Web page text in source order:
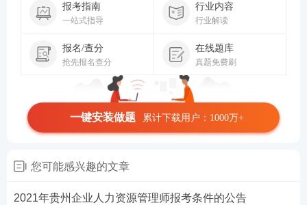
报考指南
一站式指导
行业内容
行业解读
报名/查分
抢先报名查分
在线题库
真题免费刷
一键安装做题 累计下载用户：1000万+
您可能感兴趣的文章
2021年贵州企业人力资源管理师报考条件的公告